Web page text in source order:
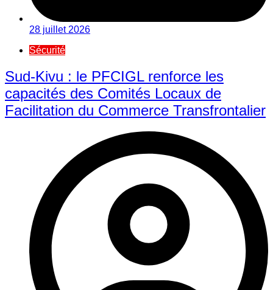
28 juillet 2026
Sécurité
Sud-Kivu : le PFCIGL renforce les
capacités des Comités Locaux de
Facilitation du Commerce Transfrontalier